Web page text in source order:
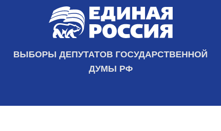
ВЫБОРЫ ДЕПУТАТОВ ГОСУДАРСТВЕННОЙ
ДУМЫ РФ